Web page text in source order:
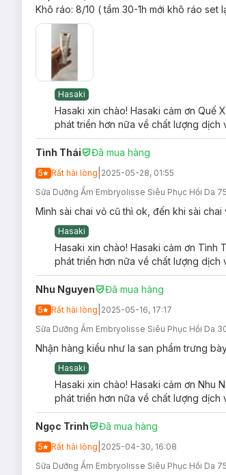
Độ an toàn:
Sản phẩm đã trải qua kiểm nghiệm
Hướng dẫn bảo quản Sữa
Bảo quản sản phẩm ở nơi khô ráo,
Để xa tầm tay trẻ em.
Khô ráo: 8/10 ( tầm 30-1h mới khô ráo set
Hasaki
Hasaki xin chào! Hasaki cảm ơn Quế
phát triển hơn nữa về chất lượng dịch
Tình Thái Đã mua hàng
5 Rất hài lòng 2025-05-28, 01:55
Sữa Dưỡng Ẩm Embryolisse Siêu Phục Hồi Da
Mình sài chai vỏ cũ thì ok, đến khi sài
Hasaki
Hasaki xin chào! Hasaki cảm ơn Tình
phát triển hơn nữa về chất lượng dịch
Nhu Nguyen Đã mua hàng
5 Rất hài lòng 2025-05-16, 17:17
Sữa Dưỡng Ẩm Embryolisse Siêu Phục Hồi Da
Nhận hàng kiểu như la san phẩm trưng
Hasaki
Hasaki xin chào! Hasaki cảm ơn Nhu
phát triển hơn nữa về chất lượng dịch
Ngọc Trinh Đã mua hàng
5 Rất hài lòng 2025-04-30, 16:08
Sữa Dưỡng Ẩm Embryolisse Siêu Phục Hồi Da